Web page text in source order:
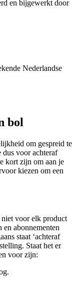
en bijgewerkt door
Nederlandse
bol
om gespreid te
voor achteraf
kort zijn om aan je
kiezen om een
niet voor elk product
abonnementen
staat ‘achteraf
Staat het er
voor zijn: